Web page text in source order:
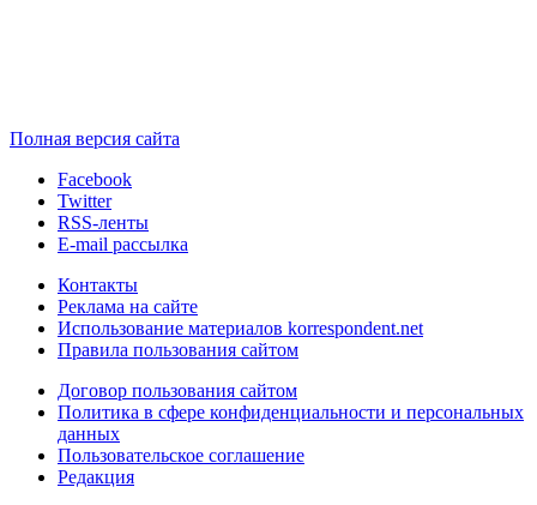
Полная версия сайта
Facebook
Twitter
RSS-ленты
E-mail рассылка
Контакты
Реклама на сайте
Использование материалов korrespondent.net
Правила пользования сайтом
Договор пользования сайтом
Политика в сфере конфиденциальности и персональных
данных
Пользовательское соглашение
Редакция